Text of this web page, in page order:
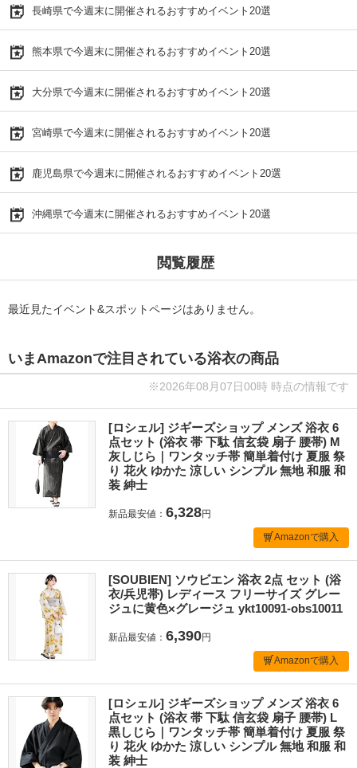
長崎県で今週末に開催されるおすすめイベント20選
熊本県で今週末に開催されるおすすめイベント20選
大分県で今週末に開催されるおすすめイベント20選
宮崎県で今週末に開催されるおすすめイベント20選
鹿児島県で今週末に開催されるおすすめイベント20選
沖縄県で今週末に開催されるおすすめイベント20選
閲覧履歴
最近見たイベント&スポットページはありません。
いまAmazonで注目されている浴衣の商品
※2026年08月07日00時 時点の情報です
[ロシェル] ジギーズショップ メンズ 浴衣 6
点セット (浴衣 帯 下駄 信玄袋 扇子 腰帯) M
灰しじら｜ワンタッチ帯 簡単着付け 夏服 祭
り 花火 ゆかた 涼しい シンプル 無地 和服 和
装 紳士
新品最安値： 6,328円
Amazonで購入
[SOUBIEN] ソウビエン 浴衣 2点 セット (浴
衣/兵児帯) レディース フリーサイズ グレー
ジュに黄色×グレージュ ykt10091-obs10011
新品最安値： 6,390円
Amazonで購入
[ロシェル] ジギーズショップ メンズ 浴衣 6
点セット (浴衣 帯 下駄 信玄袋 扇子 腰帯) L
黒しじら｜ワンタッチ帯 簡単着付け 夏服 祭
り 花火 ゆかた 涼しい シンプル 無地 和服 和
装 紳士